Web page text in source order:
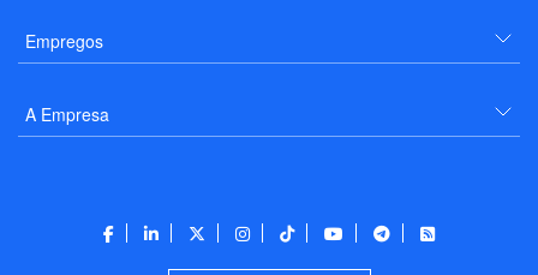
Empregos
A Empresa